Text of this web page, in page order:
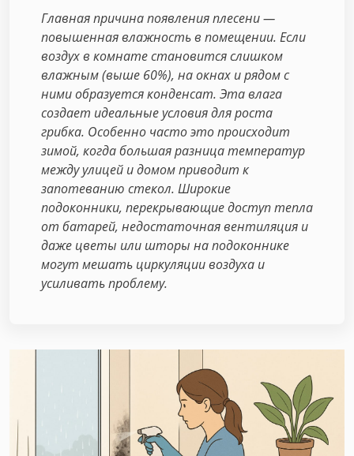
Главная причина появления плесени —
повышенная влажность в помещении. Если
воздух в комнате становится слишком
влажным (выше 60%), на окнах и рядом с
ними образуется конденсат. Эта влага
создает идеальные условия для роста
грибка. Особенно часто это происходит
зимой, когда большая разница температур
между улицей и домом приводит к
запотеванию стекол. Широкие
подоконники, перекрывающие доступ тепла
от батарей, недостаточная вентиляция и
даже цветы или шторы на подоконнике
могут мешать циркуляции воздуха и
усиливать проблему.